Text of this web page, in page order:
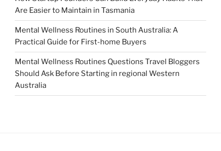
Are Easier to Maintain in Tasmania
Mental Wellness Routines in South Australia: A
Practical Guide for First-home Buyers
Mental Wellness Routines Questions Travel Bloggers
Should Ask Before Starting in regional Western
Australia